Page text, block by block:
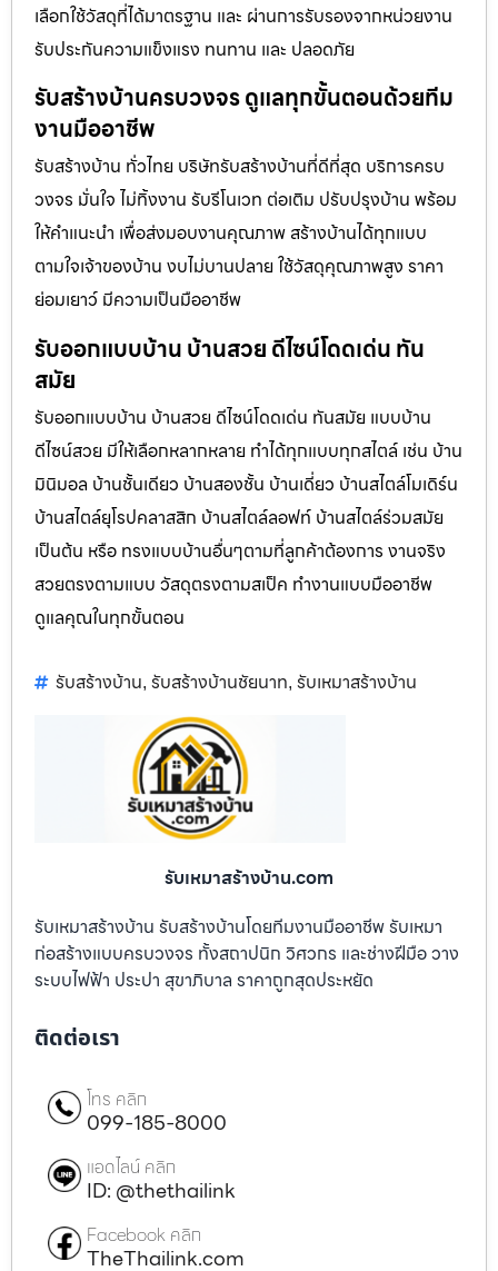
เลือกใช้วัสดุที่ได้มาตรฐาน และ ผ่านการรับรองจากหน่วยงาน
รับประกันความแข็งแรง ทนทาน และ ปลอดภัย
รับสร้างบ้านครบวงจร ดูแลทุกขั้นตอนด้วยทีม
งานมืออาชีพ
รับสร้างบ้าน ทั่วไทย บริษัทรับสร้างบ้านที่ดีที่สุด บริการครบ
วงจร มั่นใจ ไม่ทิ้งงาน รับรีโนเวท ต่อเติม ปรับปรุงบ้าน พร้อม
ให้คำแนะนำ เพื่อส่งมอบงานคุณภาพ สร้างบ้านได้ทุกแบบ
ตามใจเจ้าของบ้าน งบไม่บานปลาย ใช้วัสดุคุณภาพสูง ราคา
ย่อมเยาว์ มีความเป็นมืออาชีพ
รับออกแบบบ้าน บ้านสวย ดีไซน์โดดเด่น ทัน
สมัย
รับออกแบบบ้าน บ้านสวย ดีไซน์โดดเด่น ทันสมัย แบบบ้าน
ดีไซน์สวย มีให้เลือกหลากหลาย ทำได้ทุกแบบทุกสไตล์ เช่น บ้าน
มินิมอล บ้านชั้นเดียว บ้านสองชั้น บ้านเดี่ยว บ้านสไตล์โมเดิร์น
บ้านสไตล์ยุโรปคลาสสิก บ้านสไตล์ลอฟท์ บ้านสไตล์ร่วมสมัย
เป็นต้น หรือ ทรงแบบบ้านอื่นๆตามที่ลูกค้าต้องการ งานจริง
สวยตรงตามแบบ วัสดุตรงตามสเป็ค ทำงานแบบมืออาชีพ
ดูแลคุณในทุกขั้นตอน
รับสร้างบ้าน, รับสร้างบ้านชัยนาท, รับเหมาสร้างบ้าน
รับเหมาสร้างบ้าน.com
รับเหมาสร้างบ้าน รับสร้างบ้านโดยทีมงานมืออาชีพ รับเหมา
ก่อสร้างแบบครบวงจร ทั้งสถาปนิก วิศวกร และช่างฝีมือ วาง
ระบบไฟฟ้า ประปา สุขาภิบาล ราคาถูกสุดประหยัด
ติดต่อเรา
โทร คลิก
099-185-8000
แอดไลน์ คลิก
ID: @thethailink
Facebook คลิก
TheThailink.com